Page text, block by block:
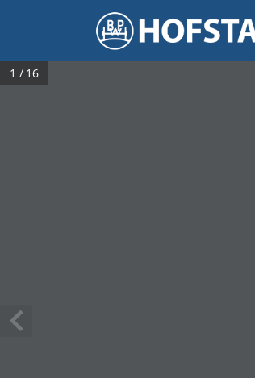
1 / 16